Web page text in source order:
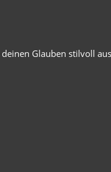
Glauben stilvoll